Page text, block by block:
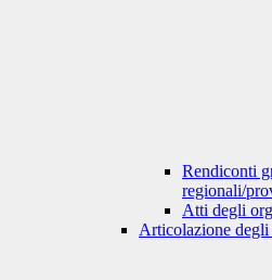
Rendiconti
regionali/
Atti degli
Articolazione